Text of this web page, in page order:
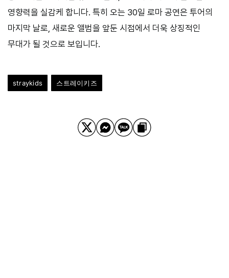
영향력을 실감케 합니다. 특히 오는 30일 로마 공연은 투어의
마지막 날로, 새로운 앨범을 앞둔 시점에서 더욱 상징적인
무대가 될 것으로 보입니다.
straykids 스트레이키즈